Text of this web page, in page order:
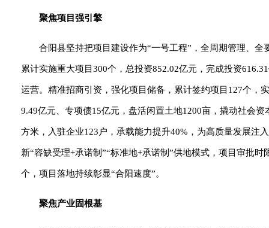
聚焦项目强引擎
合阳县坚持把项目建设作为“一号工程”，全周期管理、
累计实施重大项目300个，总投资852.02亿元，完成投资
运营。精准招商引资，强化项目储备，累计签约项目127个，
9.49亿元、专项债15亿元，盘活闲置土地1200亩，撬动社会
方米，入驻企业123户，承载能力提升40%，为高质量发展注
新“容缺受理+承诺制”“标准地+承诺制”供地模式，项目审批
个，项目落地持续彰显“合阳速度”。
聚焦产业固根基